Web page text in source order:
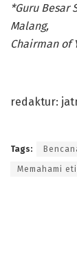
*Guru Besar
Malang,
Chairman of
redaktur:
Tags:
Memahami